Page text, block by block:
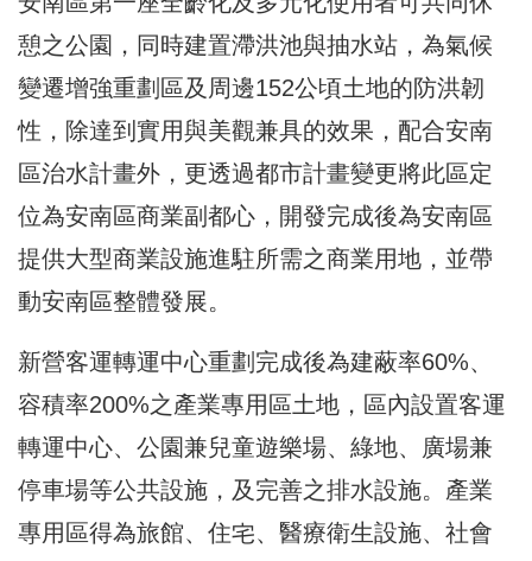
憩之公園，同時建置滯洪池與抽水站，為氣候
變遷增強重劃區及周邊152公頃土地的防洪韌
性，除達到實用與美觀兼具的效果，配合安南
區治水計畫外，更透過都市計畫變更將此區定
位為安南區商業副都心，開發完成後為安南區
提供大型商業設施進駐所需之商業用地，並帶
動安南區整體發展。
新營客運轉運中心重劃完成後為建蔽率60%、
容積率200%之產業專用區土地，區內設置客運
轉運中心、公園兼兒童遊樂場、綠地、廣場兼
停車場等公共設施，及完善之排水設施。產業
專用區得為旅館、住宅、醫療衛生設施、社會